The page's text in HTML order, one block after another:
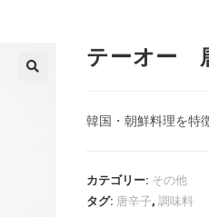
テーオー
韓国・朝鮮料理を特
カテゴリー: その他
タグ: 唐辛子,調味料